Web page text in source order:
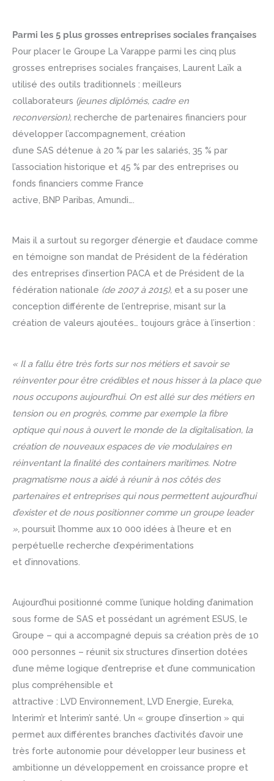
Parmi les 5 plus grosses entreprises sociales françaises
Pour placer le Groupe La Varappe parmi les cinq plus
grosses entreprises sociales françaises, Laurent Laïk a
utilisé des outils traditionnels : meilleurs
collaborateurs (jeunes diplômés, cadre en
reconversion), recherche de partenaires financiers pour
développer l’accompagnement, création
d’une SAS détenue à 20 % par les salariés, 35 % par
l’association historique et 45 % par des entreprises ou
fonds financiers comme France
active, BNP Paribas, Amundi….
Mais il a surtout su regorger d’énergie et d’audace comme
en témoigne son mandat de Président de la fédération
des entreprises d’insertion PACA et de Président de la
fédération nationale (de 2007 à 2015), et a su poser une
conception différente de l’entreprise, misant sur la
création de valeurs ajoutées… toujours grâce à l’insertion :
« Il a fallu être très forts sur nos métiers et savoir se
réinventer pour être crédibles et nous hisser à la place que
nous occupons aujourd’hui. On est allé sur des métiers en
tension ou en progrès, comme par exemple la fibre
optique qui nous à ouvert le monde de la digitalisation, la
création de nouveaux espaces de vie modulaires en
réinventant la finalité des containers maritimes. Notre
pragmatisme nous a aidé à réunir à nos côtés des
partenaires et entreprises qui nous permettent aujourd’hui
d’exister et de nous positionner comme un groupe leader
», poursuit l’homme aux 10 000 idées à l’heure et en
perpétuelle recherche d’expérimentations
et d’innovations.
Aujourd’hui positionné comme l’unique holding d’animation
sous forme de SAS et possédant un agrément ESUS, le
Groupe – qui a accompagné depuis sa création près de 10
000 personnes – réunit six structures d’insertion dotées
d’une même logique d’entreprise et d’une communication
plus compréhensible et
attractive : LVD Environnement, LVD Energie, Eureka,
Interim’r et Interim’r santé. Un « groupe d’insertion » qui
permet aux différentes branches d’activités d’avoir une
très forte autonomie pour développer leur business et
ambitionne un développement en croissance propre et